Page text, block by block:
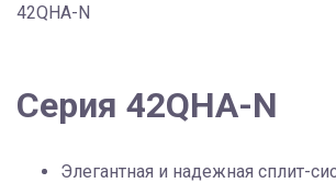
42QHA-N
Серия 42QHA-N
Элегантная и надежная сплит-